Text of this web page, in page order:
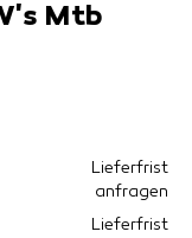
Mtb
Lieferfrist
anfragen
Lieferfrist